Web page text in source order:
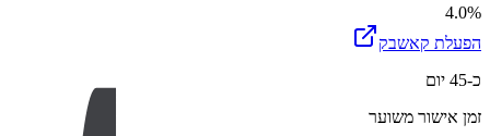
4.0%
הפעלת קאשבק
כ-45 יום
זמן אישור משוער